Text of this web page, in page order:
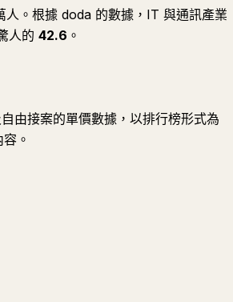
。根據 doda 的數據，IT 與通訊產業
人的 42.6 。
由接案的單價數據，以排行榜形式為
。